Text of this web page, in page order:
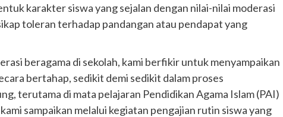
karakter siswa yang sejalan dengan nilai-nilai moderasi
toleran terhadap pandangan atau pendapat yang
beragama di sekolah, kami berfikir untuk menyampaikan
bertahap, sedikit demi sedikit dalam proses
terutama di mata pelajaran Pendidikan Agama Islam (PAI)
sampaikan melalui kegiatan pengajian rutin siswa yang